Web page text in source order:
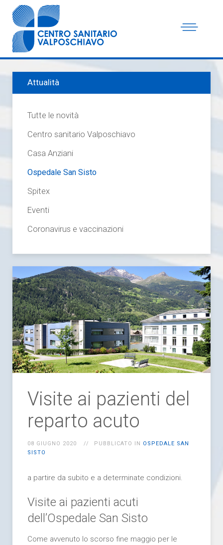
Visite ai pazienti del
reparto acuto
08 GIUGNO 2020 PUBBLICATO IN OSPEDALE SAN
SISTO
a partire da subito e a determinate condizioni.
Visite ai pazienti acuti
dell’Ospedale San Sisto
Come avvenuto lo scorso fine maggio per le
Attualità
Tutte le novità
Centro sanitario Valposchiavo
Casa Anziani
Ospedale San Sisto
Spitex
Eventi
Coronavirus e vaccinazioni